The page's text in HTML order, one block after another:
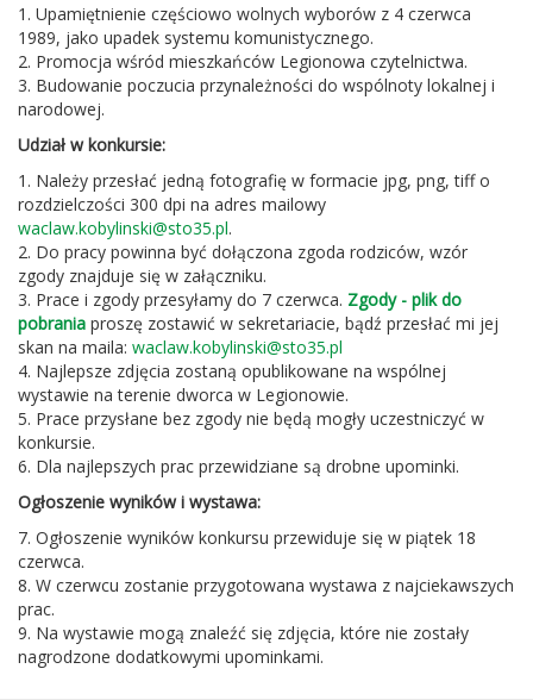
1. Upamiętnienie częściowo wolnych wyborów z 4 czerwca
1989, jako upadek systemu komunistycznego.
2. Promocja wśród mieszkańców Legionowa czytelnictwa.
3. Budowanie poczucia przynależności do wspólnoty lokalnej i
narodowej.
Udział w konkursie:
1. Należy przesłać jedną fotografię w formacie jpg, png, tiff o
rozdzielczości 300 dpi na adres mailowy
waclaw.kobylinski@sto35.pl.
2. Do pracy powinna być dołączona zgoda rodziców, wzór
zgody znajduje się w załączniku.
3. Prace i zgody przesyłamy do 7 czerwca. Zgody - plik do
pobrania proszę zostawić w sekretariacie, bądź przesłać mi jej
skan na maila: waclaw.kobylinski@sto35.pl
4. Najlepsze zdjęcia zostaną opublikowane na wspólnej
wystawie na terenie dworca w Legionowie.
5. Prace przysłane bez zgody nie będą mogły uczestniczyć w
konkursie.
6. Dla najlepszych prac przewidziane są drobne upominki.
Ogłoszenie wyników i wystawa:
7. Ogłoszenie wyników konkursu przewiduje się w piątek 18
czerwca.
8. W czerwcu zostanie przygotowana wystawa z najciekawszych
prac.
9. Na wystawie mogą znaleźć się zdjęcia, które nie zostały
nagrodzone dodatkowymi upominkami.